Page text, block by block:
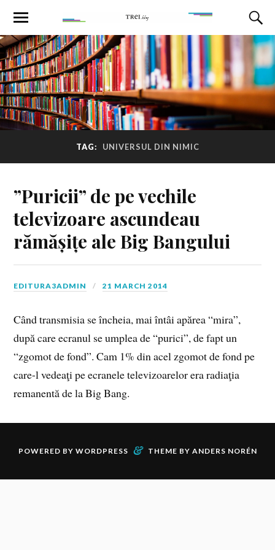
TAG: UNIVERSUL DIN NIMIC
”Puricii” de pe vechile
televizoare ascundeau
rămășițe ale Big Bangului
EDITURA3ADMIN 21 MARCH 2014
Când transmisia se încheia, mai întâi apărea “mira”,
după care ecranul se umplea de “purici”, de fapt un
“zgomot de fond”. Cam 1% din acel zgomot de fond pe
care-l vedeaţi pe ecranele televizoarelor era radiaţia
remanentă de la Big Bang.
POWERED BY WORDPRESS & THEME BY ANDERS NORÉN